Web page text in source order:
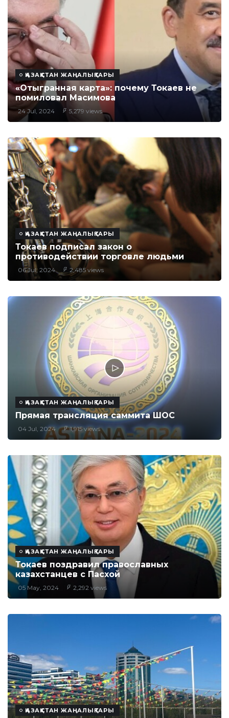
ҚАЗАҚСТАН ЖАҢАЛЫҚТАРЫ
«Отыгранная карта»: почему Токаев не
помиловал Масимова
24 Jul, 2024 5,279 views
ҚАЗАҚСТАН ЖАҢАЛЫҚТАРЫ
Токаев подписал закон о
противодействии торговле людьми
06 Jul, 2024 2,485 views
ҚАЗАҚСТАН ЖАҢАЛЫҚТАРЫ
Прямая трансляция саммита ШОС
04 Jul, 2024 1,915 views
ҚАЗАҚСТАН ЖАҢАЛЫҚТАРЫ
Токаев поздравил православных
казахстанцев с Пасхой
05 May, 2024 2,292 views
ҚАЗАҚСТАН ЖАҢАЛЫҚТАРЫ